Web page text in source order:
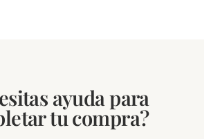
ayuda para
tu compra?